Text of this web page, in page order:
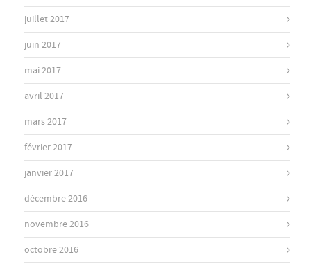
juillet 2017
juin 2017
mai 2017
avril 2017
mars 2017
février 2017
janvier 2017
décembre 2016
novembre 2016
octobre 2016